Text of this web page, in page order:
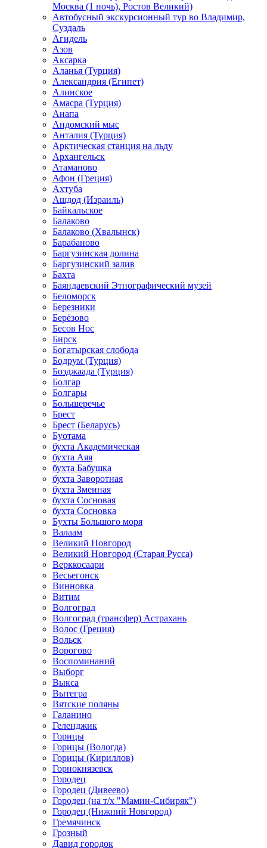
Москва (1 ночь), Ростов Великий)
Автобусный экскурсионный тур во Владимир,
Суздаль
Агидель
Азов
Аксарка
Аланья (Турция)
Александрия (Египет)
Алинское
Амасра (Турция)
Анапа
Андомский мыс
Анталия (Турция)
Арктическая станция на льду
Архангельск
Атаманово
Афон (Греция)
Ахтуба
Ашдод (Израиль)
Байкальское
Балаково
Балаково (Хвалынск)
Барабаново
Баргузинская долина
Баргузинский залив
Бахта
Баяндаевский Этнографический музей
Беломорск
Березники
Берёзово
Бесов Нос
Бирск
Богатырская слобода
Бодрум (Турция)
Бозджаада (Турция)
Болгар
Болгары
Большеречье
Брест
Брест (Беларусь)
Буотама
бухта Академическая
бухта Аяя
бухта Бабушка
бухта Заворотная
бухта Змеиная
бухта Сосновая
бухта Сосновка
Бухты Большого моря
Валаам
Великий Новгород
Великий Новгород (Старая Русса)
Верккосаари
Весьегонск
Винновка
Витим
Волгоград
Волгоград (трансфер) Астрахань
Волос (Греция)
Вольск
Ворогово
Воспоминаний
Выборг
Выкса
Вытегра
Вятские поляны
Галанино
Геленджик
Горицы
Горицы (Вологда)
Горицы (Кириллов)
Горнокнязевск
Городец
Городец (Дивеево)
Городец (на т/х "Мамин-Сибиряк")
Городец (Нижний Новгород)
Гремячинск
Грозный
Давид городок